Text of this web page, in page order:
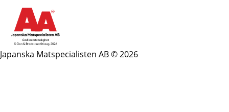
Japanska Matspecialisten AB © 2026